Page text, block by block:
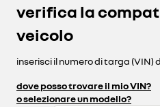
verifica la
veicolo
inserisci il numero di targa (VIN)
dove posso trovare il mio VIN?
o selezionare un modello?